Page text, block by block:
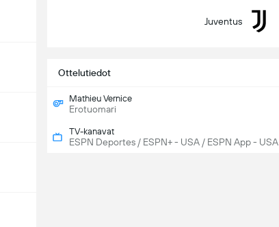
Juventus
Ottelutiedot
Mathieu Vernice
Erotuomari
TV-kanavat
ESPN Deportes / ESPN+ - USA / ESPN App - USA